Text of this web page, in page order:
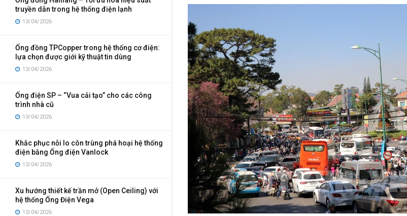
truyền dẫn trong hệ thống điện lạnh
13/04/2026
Ống đồng TPCopper trong hệ thống cơ điện:
lựa chọn được giới kỹ thuật tin dùng
13/04/2026
Ống điện SP – “Vua cải tạo” cho các công
trình nhà cũ
13/04/2026
Khắc phục nỗi lo côn trùng phá hoại hệ thống
điện bằng Ống điện Vanlock
13/04/2026
Xu hướng thiết kế trần mở (Open Ceiling) với
hệ thống Ống Điện Vega
13/04/2026